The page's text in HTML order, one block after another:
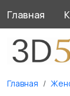
Главная
Главная